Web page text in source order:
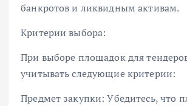
банкротов и ликвидным активам.
Критерии выбора:
При выборе площадок для
учитывать следующие критерии:
Предмет закупки: Убедитесь, что